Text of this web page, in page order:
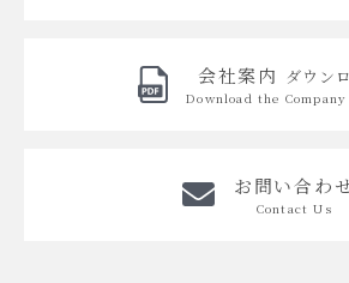
会社案内 ダウン
Download the
お問い合わ
Contact Us